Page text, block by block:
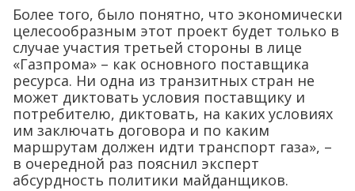
Более того, было понятно, что экономически
целесообразным этот проект будет только в
случае участия третьей стороны в лице
«Газпрома» – как основного поставщика
ресурса. Ни одна из транзитных стран не
может диктовать условия поставщику и
потребителю, диктовать, на каких условиях
им заключать договора и по каким
маршрутам должен идти транспорт газа», –
в очередной раз пояснил эксперт
абсурдность политики майданщиков.